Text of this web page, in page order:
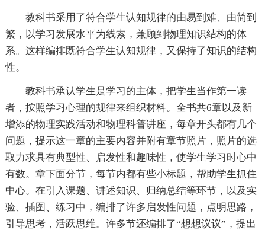
教科书采用了符合学生认知规律的由易到难、由简到
繁，以学习发展水平为线索，兼顾到物理知识结构的体
系。这样编排既符合学生认知规律，又保持了知识的结构
性。
教科书承认学生是学习的主体，把学生当作第一读
者，按照学习心理的规律来组织材料。全书共6章以及新
增添的物理实践活动和物理科普讲座，每章开头都有几个
问题，提示这一章的主要内容并附有章节照片，照片的选
取力求具有典型性、启发性和趣味性，使学生学习时心中
有数。章下面分节，每节内都有些小标题，帮助学生抓住
中心。在引入课题、讲述知识、归纳总结等环节，以及实
验、插图、练习中，编排了许多启发性问题，点明思路，
引导思考，活跃思维。许多节还编排了“想想议议”，提出